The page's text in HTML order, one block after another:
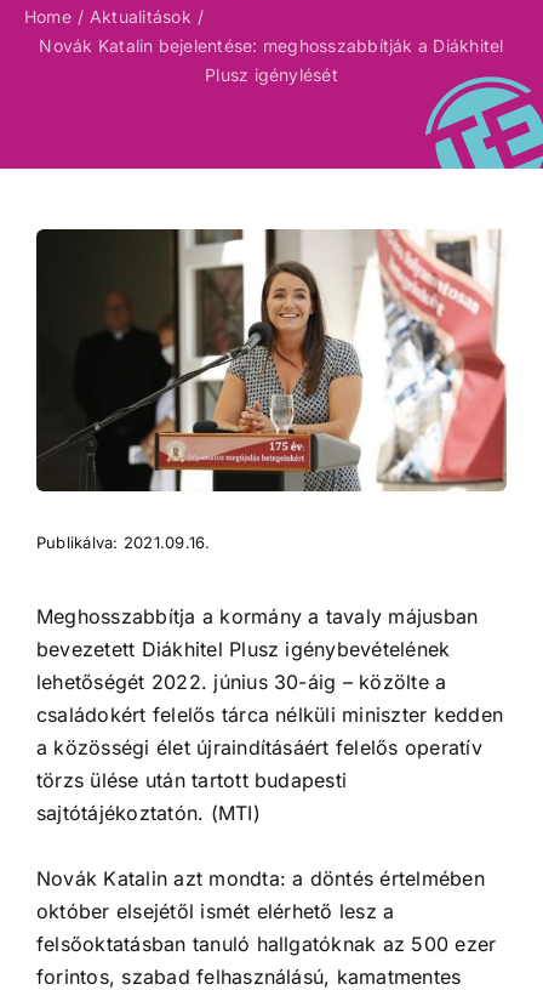
Home
Aktualitások
Novák Katalin bejelentése: meghosszabbítják a Diákhitel
Plusz igénylését
Publikálva: 2021.09.16.
Meghosszabbítja a kormány a tavaly májusban
bevezetett Diákhitel Plusz igénybevételének
lehetőségét 2022. június 30-áig – közölte a
családokért felelős tárca nélküli miniszter kedden
a közösségi élet újraindításáért felelős operatív
törzs ülése után tartott budapesti
sajtótájékoztatón. (MTI)
Novák Katalin azt mondta: a döntés értelmében
október elsejétől ismét elérhető lesz a
felsőoktatásban tanuló hallgatóknak az 500 ezer
forintos, szabad felhasználású, kamatmentes